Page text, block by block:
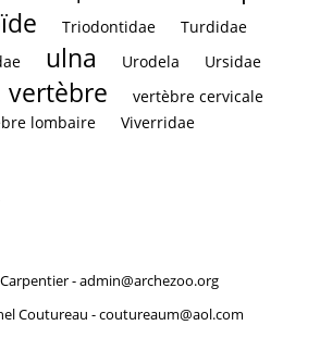
Triodontidae
Turdidae
ulna Urodela
Ursidae
vertèbre
vertèbre cervicale
lombaire
Viverridae
-admin@archezoo.org
Coutureau -coutureaum@aol.com